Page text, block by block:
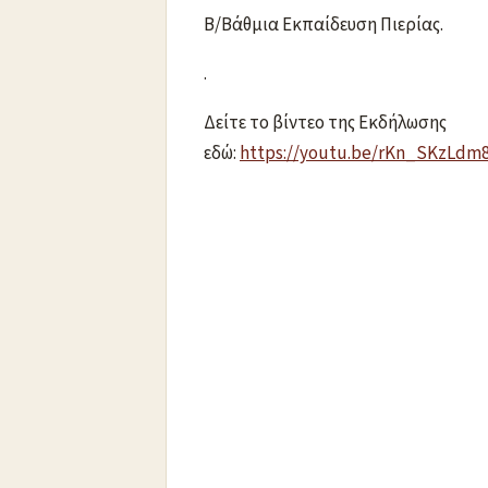
Β/Βάθμια Εκπαίδευση Πιερίας.
.
Δείτε το βίντεο της Εκδήλωσης
εδώ:https://youtu.be/